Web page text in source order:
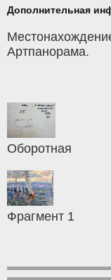
Дополнительная
Артпанорама.
Оборотная
Фрагмент 1